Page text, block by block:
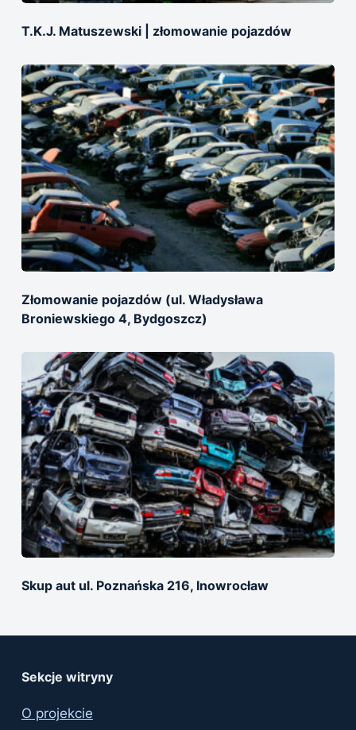
T.K.J. Matuszewski | złomowanie pojazdów
Złomowanie pojazdów (ul. Władysława
Broniewskiego 4, Bydgoszcz)
Skup aut ul. Poznańska 216, Inowrocław
Sekcje witryny
O projekcie